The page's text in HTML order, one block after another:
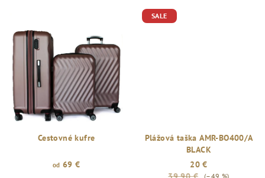
Cestovné kufre
od 69 €
SALE
Plážová taška AMR-BO400/A
BLACK
20 €
(–49 %)